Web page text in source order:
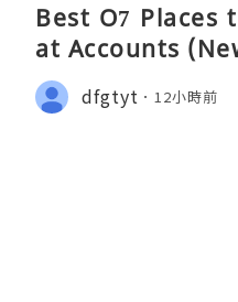
Best O7 Places
at Accounts
dfgtyt 12小時前